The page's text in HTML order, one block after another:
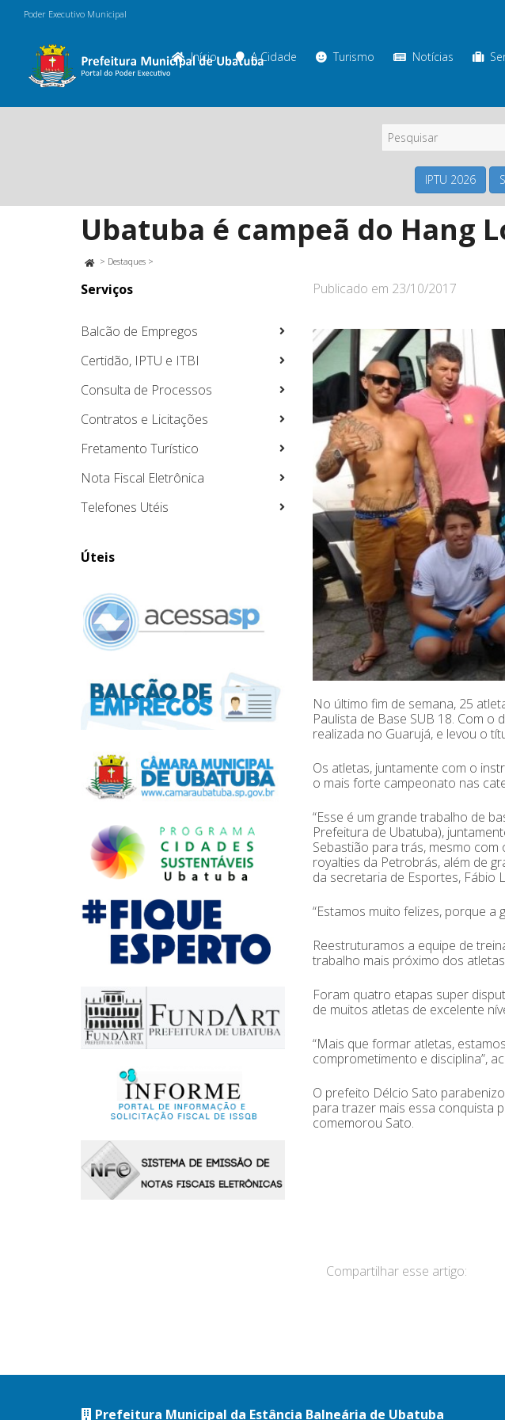
Poder Executivo Municipal
Início A Cidade Turismo Notícias
IPTU 2026
Ubatuba é campeã do Hang
> Destaques >
Publicado em 23/10/2017
No último fim de semana, 25
Paulista de Base SUB 18. Com
realizada no Guarujá, e levou o
Os atletas, juntamente com o
o mais forte campeonato nas
“Esse é um grande trabalho de
Prefeitura de Ubatuba),
Sebastião para trás, mesmo
royalties da Petrobrás, além de
da secretaria de Esportes, Fábio
“Estamos muito felizes, porque
Reestruturamos a equipe de
trabalho mais próximo dos
Foram quatro etapas super
de muitos atletas de excelente
“Mais que formar atletas,
comprometimento e disciplina”,
O prefeito Délcio Sato
para trazer mais essa conquista
comemorou Sato.
Compartilhar esse artigo:
Serviços
Balcão de Empregos
Certidão, IPTU e ITBI
Consulta de Processos
Contratos e Licitações
Fretamento Turístico
Nota Fiscal Eletrônica
Telefones Utéis
Úteis
Prefeitura Municipal da Estância Balneária de Ubatuba